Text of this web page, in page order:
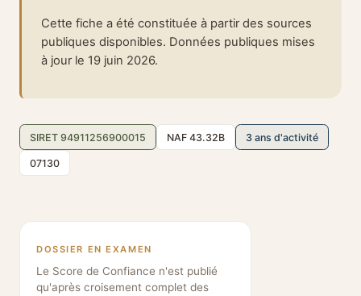
Cette fiche a été constituée à partir des sources
publiques disponibles. Données publiques mises
à jour le 19 juin 2026.
SIRET 94911256900015 NAF 43.32B 3 ans d'activité
07130
DOSSIER EN EXAMEN
Le Score de Confiance n'est publié
qu'après croisement complet des